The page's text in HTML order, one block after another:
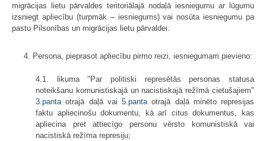
migrācijas lietu pārvaldes teritoriālajā nodaļā iesniegumu ar lūgumu
izsniegt apliecību (turpmāk – iesniegums) vai nosūta iesniegumu pa
pastu Pilsonības un migrācijas lietu pārvaldei.
4. Persona, pieprasot apliecību pirmo reizi, iesniegumam pievieno:
4.1. likuma "Par politiski represētās personas statusa
noteikšanu komunistiskajā un nacistiskajā režīmā cietušajiem"
3.pantaotrajā daļā vai 5.pantaotrajā daļā minēto represijas
faktu apliecinošu dokumentu, kā arī citus dokumentus, kas
apliecina pret attiecīgo personu vērsto komunistiskā vai
nacistiskā režīma represiju;